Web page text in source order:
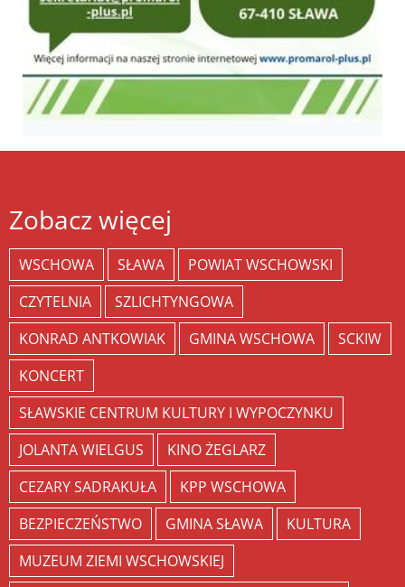
Zobacz więcej
WSCHOWA SŁAWA
POWIAT WSCHOWSKI
CZYTELNIA
SZLICHTYNGOWA
KONRAD ANTKOWIAK
GMINA WSCHOWA
SCKIW
KONCERT
SŁAWSKIE CENTRUM KULTURY I WYPOCZYNKU
JOLANTA WIELGUS
KINO ŻEGLARZ
CEZARY SADRAKUŁA
KPP WSCHOWA
BEZPIECZEŃSTWO
GMINA SŁAWA
KULTURA
MUZEUM ZIEMI WSCHOWSKIEJ